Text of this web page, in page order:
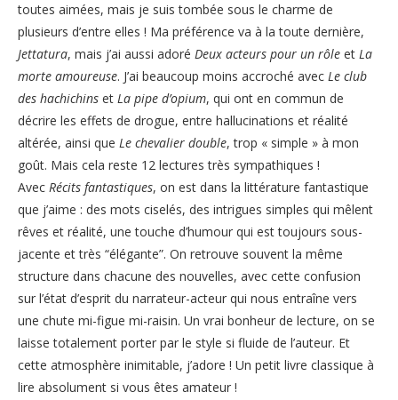
toutes aimées, mais je suis tombée sous le charme de
plusieurs d’entre elles ! Ma préférence va à la toute dernière,
Jettatura, mais j’ai aussi adoré Deux acteurs pour un rôle et La
morte amoureuse. J’ai beaucoup moins accroché avec Le club
des hachichins et La pipe d’opium, qui ont en commun de
décrire les effets de drogue, entre hallucinations et réalité
altérée, ainsi que Le chevalier double, trop « simple » à mon
goût. Mais cela reste 12 lectures très sympathiques !
Avec Récits fantastiques, on est dans la littérature fantastique
que j’aime : des mots ciselés, des intrigues simples qui mêlent
rêves et réalité, une touche d’humour qui est toujours sous-
jacente et très “élégante”. On retrouve souvent la même
structure dans chacune des nouvelles, avec cette confusion
sur l’état d’esprit du narrateur-acteur qui nous entraîne vers
une chute mi-figue mi-raisin. Un vrai bonheur de lecture, on se
laisse totalement porter par le style si fluide de l’auteur. Et
cette atmosphère inimitable, j’adore ! Un petit livre classique à
lire absolument si vous êtes amateur !